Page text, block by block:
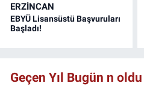
ERZINCAN
EBYÜ Lisansüstü Başvuruları
Başladı!
Geçen Yıl Bugün n oldu